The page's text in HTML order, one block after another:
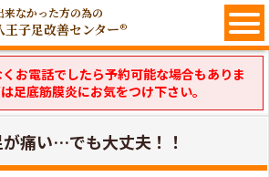
来なかった方の為の
王子足改善センター®
お電話でしたら予約可能な場合もありま
足底筋膜炎にお気をつけ下さい。
痛い…でも大丈夫！！